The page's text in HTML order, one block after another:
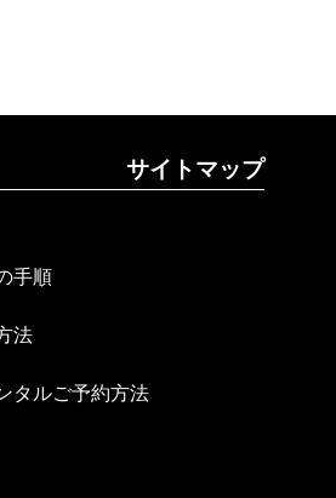
サイトマップ
手順
法
タルご予約方法